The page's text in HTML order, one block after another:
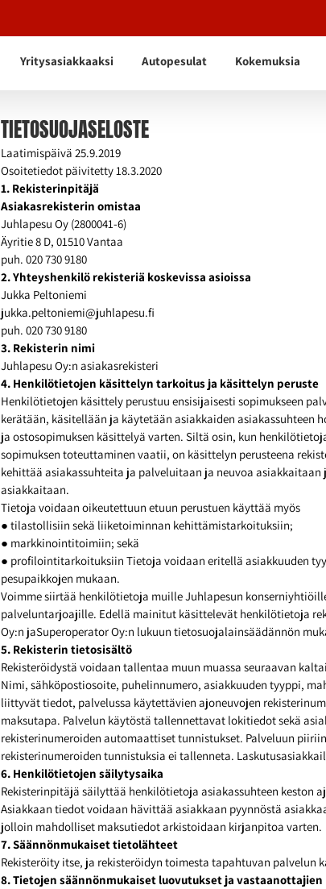
Yritysasiakkaaksi Autopesulat Kokemuksia
TIETOSUOJASELOSTE
Laatimispäivä 25.9.2019
Osoitetiedot päivitetty 18.3.2020
1. Rekisterinpitäjä
Asiakasrekisterin omistaa
Juhlapesu Oy (2800041-6)
Äyritie 8 D, 01510 Vantaa
puh. 020 730 9180
2. Yhteyshenkilö rekisteriä koskevissa asioissa
Jukka Peltoniemi
jukka.peltoniemi@juhlapesu.fi
puh. 020 730 9180
3. Rekisterin nimi
Juhlapesu Oy:n asiakasrekisteri
4. Henkilötietojen käsittelyn tarkoitus ja käsittelyn peruste
Henkilötietojen käsittely perustuu ensisijaisesti sopimukseen
kerätään, käsitellään ja käytetään asiakkaiden asiakassuhteen
ja ostosopimuksen käsittelyä varten. Siltä osin, kun
sopimuksen toteuttaminen vaatii, on käsittelyn perusteena
kehittää asiakassuhteita ja palveluitaan ja neuvoa
asiakkaitaan.
Tietoja voidaan oikeutettuun etuun perustuen käyttää myös
● tilastollisiin sekä liiketoiminnan kehittämistarkoituksiin;
● markkinointitoimiin; sekä
● profilointitarkoituksiin Tietoja voidaan eritellä asiakkuuden
pesupaikkojen mukaan.
Voimme siirtää henkilötietoja muille Juhlapesun
palveluntarjoajille. Edellä mainitut käsittelevät henkilötietoja
Oy:n jaSuperoperator Oy:n lukuun tietosuojalainsäädännön
5. Rekisterin tietosisältö
Rekisteröidystä voidaan tallentaa muun muassa seuraavan
Nimi, sähköpostiosoite, puhelinnumero, asiakkuuden tyyppi,
liittyvät tiedot, palvelussa käytettävien ajoneuvojen
maksutapa. Palvelun käytöstä tallennettavat lokitiedot sekä
rekisterinumeroiden automaattiset tunnistukset. Palveluun
rekisterinumeroiden tunnistuksia ei tallenneta.
6. Henkilötietojen säilytysaika
Rekisterinpitäjä säilyttää henkilötietoja asiakassuhteen keston
Asiakkaan tiedot voidaan hävittää asiakkaan pyynnöstä
jolloin mahdolliset maksutiedot arkistoidaan kirjanpitoa varten.
7. Säännönmukaiset tietolähteet
Rekisteröity itse, ja rekisteröidyn toimesta tapahtuvan palvelun
8. Tietojen säännönmukaiset luovutukset ja